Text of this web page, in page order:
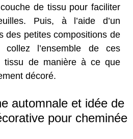
de tissu pour faciliter
Puis, à l’aide d’un
des petites compositions de
l’ensemble de ces
tissu de manière à ce que
décoré.
automnale et idée de
pour cheminée